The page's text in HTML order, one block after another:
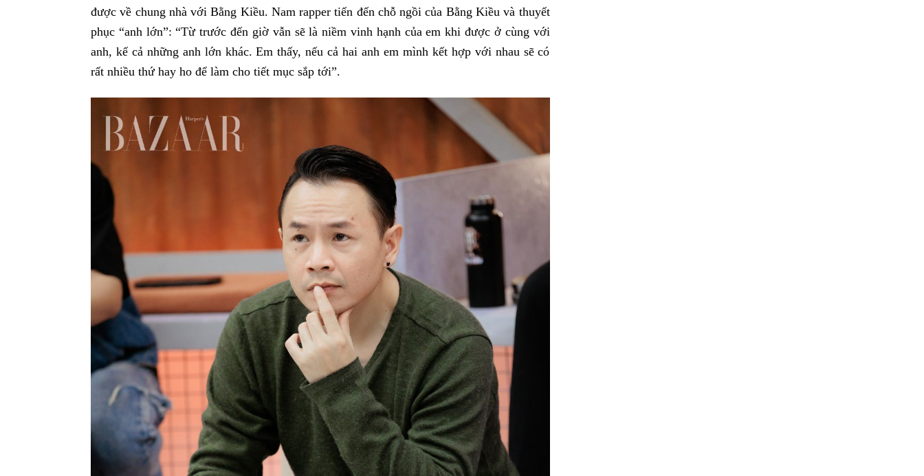
được về chung nhà với Bằng Kiều. Nam rapper tiến đến chỗ ngồi của Bằng Kiều và thuyết
phục “anh lớn”: “Từ trước đến giờ vẫn sẽ là niềm vinh hạnh của em khi được ở cùng với
anh, kể cả những anh lớn khác. Em thấy, nếu cả hai anh em mình kết hợp với nhau sẽ có
rất nhiều thứ hay ho để làm cho tiết mục sắp tới”.